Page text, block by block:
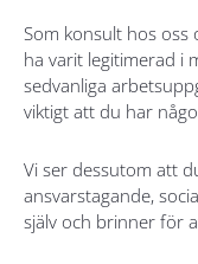
Som konsult hos
ha varit legitimerad i
sedvanliga
viktigt att du har
Vi ser dessutom att
ansvarstagande,
själv och brinner för